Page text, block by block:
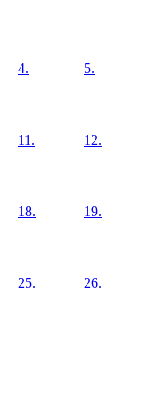
4. 5.
11. 12.
18. 19.
25. 26.